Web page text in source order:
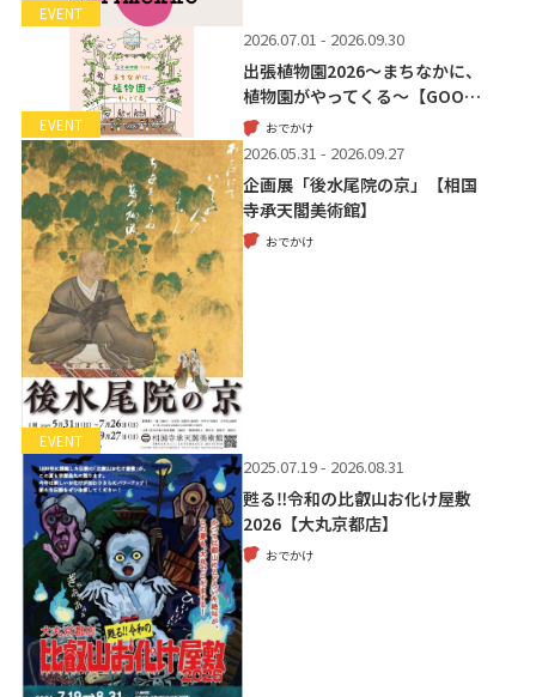
EVENT
EVENT
2026.07.01 - 2026.09.30
出張植物園2026～まちなかに、
植物園がやってくる～【GOO…
おでかけ
EVENT
2026.05.31 - 2026.09.27
企画展「後水尾院の京」【相国
寺承天閣美術館】
おでかけ
2025.07.19 - 2026.08.31
甦る‼令和の比叡山お化け屋敷
2026【大丸京都店】
おでかけ